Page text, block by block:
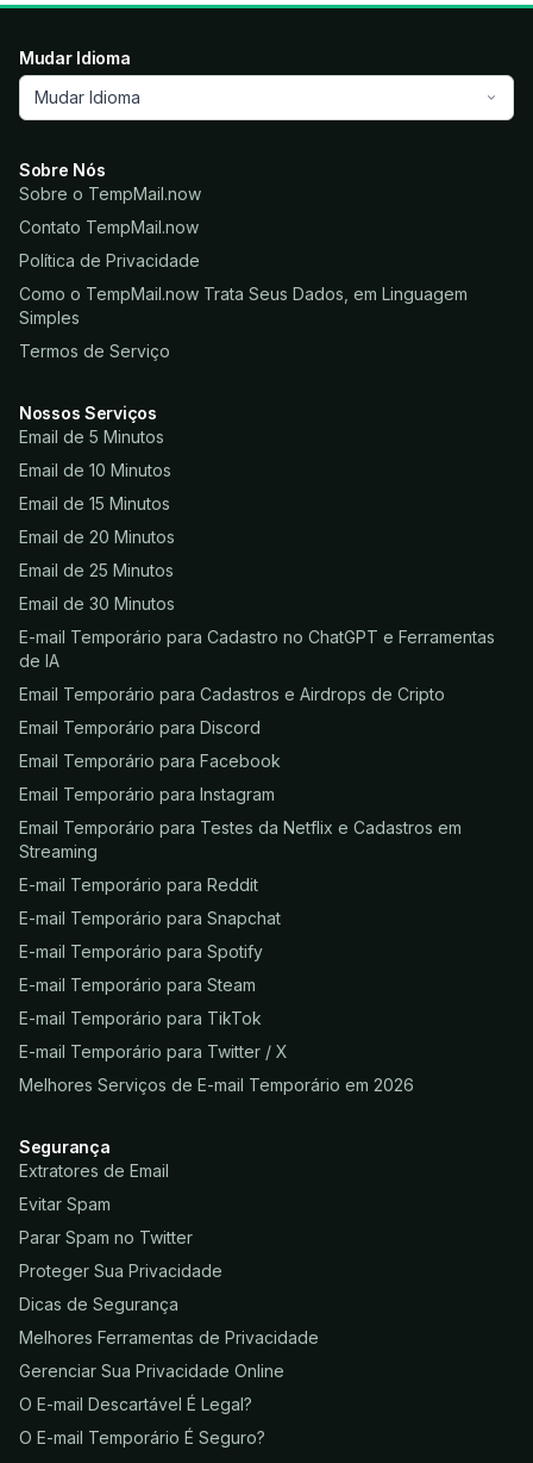
Mudar Idioma
Mudar Idioma
Sobre Nós
Sobre o TempMail.now
Contato TempMail.now
Política de Privacidade
Como o TempMail.now Trata Seus Dados, em Linguagem
Simples
Termos de Serviço
Nossos Serviços
Email de 5 Minutos
Email de 10 Minutos
Email de 15 Minutos
Email de 20 Minutos
Email de 25 Minutos
Email de 30 Minutos
E-mail Temporário para Cadastro no ChatGPT e Ferramentas
de IA
Email Temporário para Cadastros e Airdrops de Cripto
Email Temporário para Discord
Email Temporário para Facebook
Email Temporário para Instagram
Email Temporário para Testes da Netflix e Cadastros em
Streaming
E-mail Temporário para Reddit
E-mail Temporário para Snapchat
E-mail Temporário para Spotify
E-mail Temporário para Steam
E-mail Temporário para TikTok
E-mail Temporário para Twitter / X
Melhores Serviços de E-mail Temporário em 2026
Segurança
Extratores de Email
Evitar Spam
Parar Spam no Twitter
Proteger Sua Privacidade
Dicas de Segurança
Melhores Ferramentas de Privacidade
Gerenciar Sua Privacidade Online
O E-mail Descartável É Legal?
O E-mail Temporário É Seguro?